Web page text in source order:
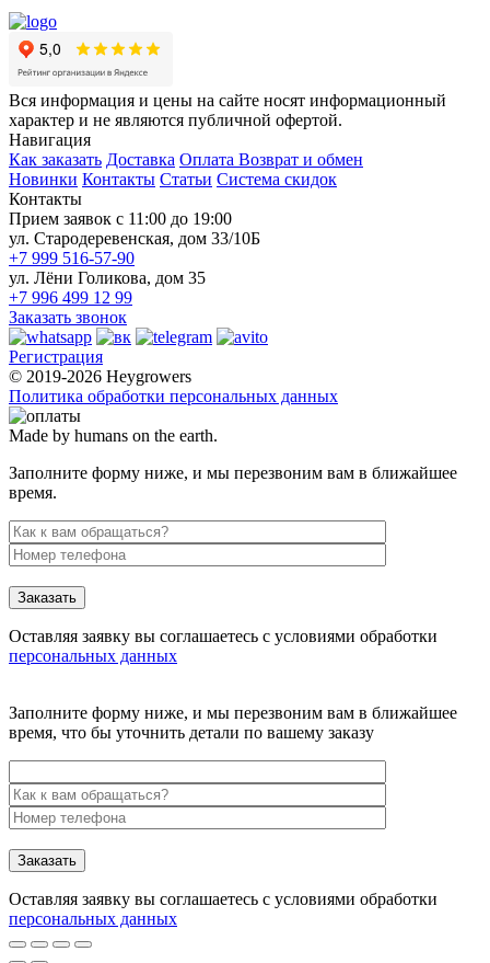
Вся информация и цены на сайте носят информационный
характер и не являются публичной офертой.
Навигация
Как заказать Доставка Оплата Возврат и обмен
Новинки Контакты Статьи Система скидок
Контакты
Прием заявок с 11:00 до 19:00
ул. Стародеревенская, дом 33/10Б
+7 999 516-57-90
ул. Лёни Голикова, дом 35
+7 996 499 12 99
Заказать звонок
Регистрация
© 2019-2026 Heygrowers
Политика обработки персональных данных
Made by humans on the earth.
Заполните форму ниже, и мы перезвоним вам в ближайшее
время.
Заказать
Оставляя заявку вы соглашаетесь с условиями обработки
персональных данных
Заполните форму ниже, и мы перезвоним вам в ближайшее
время, что бы уточнить детали по вашему заказу
Заказать
Оставляя заявку вы соглашаетесь с условиями обработки
персональных данных